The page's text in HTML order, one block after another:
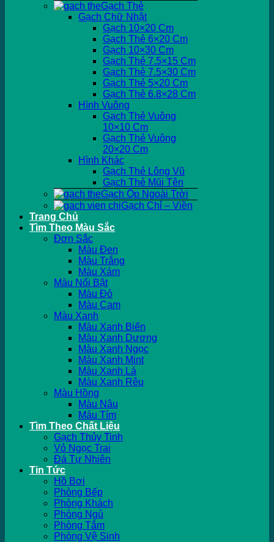
Gạch Thẻ
Gạch Chữ Nhật
Gạch 10×20 Cm
Gạch Thẻ 6×20 Cm
Gạch 10×30 Cm
Gạch Thẻ 7.5×15 Cm
Gạch Thẻ 7.5×30 Cm
Gạch Thẻ 5×20 Cm
Gạch Thẻ 6.8×28 Cm
Hình Vuông
Gạch Thẻ Vuông
10×10 Cm
Gạch Thẻ Vuông
20×20 Cm
Hình Khác
Gạch Thẻ Lông Vũ
Gạch Thẻ Mũi Tên
Gạch Ốp Ngoài Trời
Gạch Chỉ – Viền
Trang Chủ
Tìm Theo Màu Sắc
Đơn Sắc
Màu Đen
Màu Trắng
Màu Xám
Màu Nổi Bật
Màu Đỏ
Màu Cam
Màu Xanh
Màu Xanh Biển
Màu Xanh Dương
Màu Xanh Ngọc
Màu Xanh Mint
Màu Xanh Lá
Màu Xanh Rêu
Màu Hồng
Màu Nâu
Màu Tím
Tìm Theo Chất Liệu
Gạch Thủy Tinh
Vỏ Ngọc Trai
Đá Tự Nhiên
Tin Tức
Hồ Bơi
Phòng Bếp
Phòng Khách
Phòng Ngủ
Phòng Tắm
Phòng Vệ Sinh